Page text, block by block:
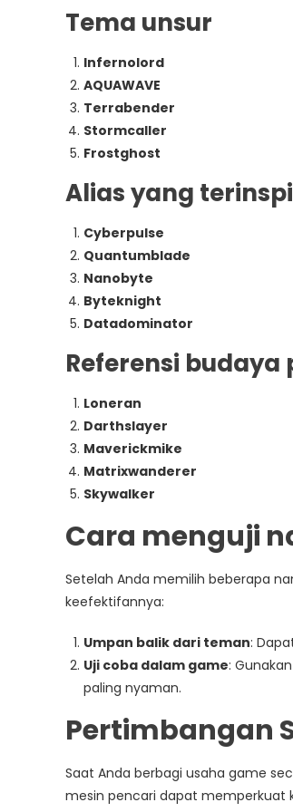
Tema unsur
Infernolord
AQUAWAVE
Terrabender
Stormcaller
Frostghost
Alias ​​yang
Cyberpulse
Quantumblade
Nanobyte
Byteknight
Datadominator
Referensi budaya
Loneran
Darthslayer
Maverickmike
Matrixwanderer
Skywalker
Cara menguji
Setelah Anda memilih beberapa
keefektifannya:
Umpan balik dari teman:
Uji coba dalam game:
paling nyaman.
Pertimbangan
Saat Anda berbagi usaha game
mesin pencari dapat memperkuat